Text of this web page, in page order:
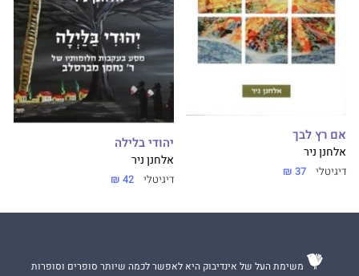
אם רץ לבך
אלחנן ניר
דיגיטלי 37 ₪
יהודי בלילה
אלחנן ניר
דיגיטלי 42 ₪
משימת העל של אינדיבוק היא לאפשר לכמה שיותר סופרים וסופרות